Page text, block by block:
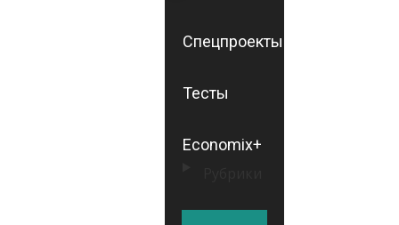
Спецпроекты
Тесты
Economix+